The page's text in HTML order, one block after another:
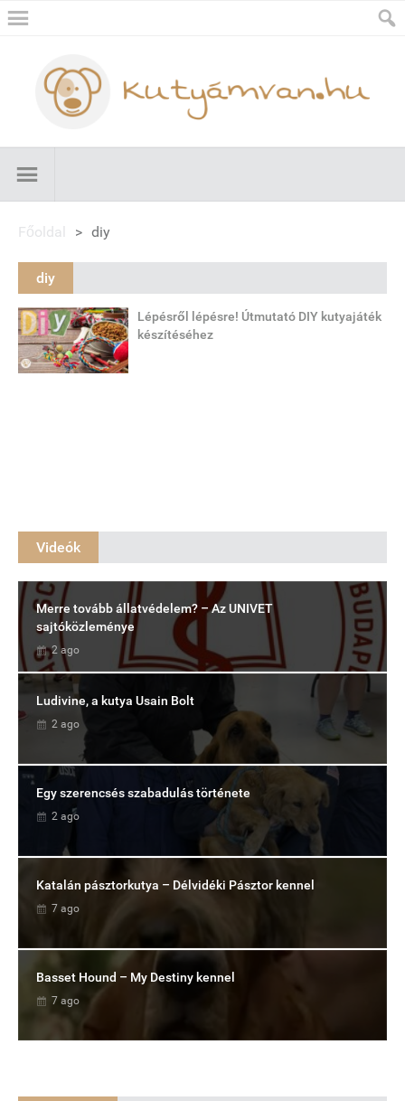
Főoldal > diy
diy
Lépésről lépésre! Útmutató DIY kutyajáték
készítéséhez
Videók
Merre tovább állatvédelem? – Az UNIVET
sajtóközleménye
2 ago
Ludivine, a kutya Usain Bolt
2 ago
Egy szerencsés szabadulás története
2 ago
Katalán pásztorkutya – Délvidéki Pásztor kennel
7 ago
Basset Hound – My Destiny kennel
7 ago